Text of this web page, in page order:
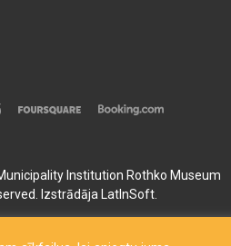
Institution Rothko Museum
Izstrādāja
LatInSoft